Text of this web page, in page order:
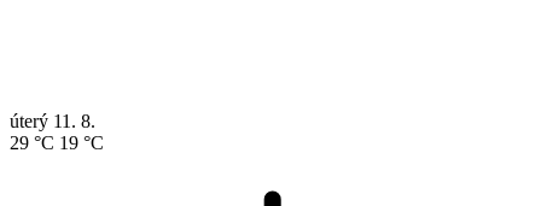
úterý 11. 8.
29 °C 19 °C